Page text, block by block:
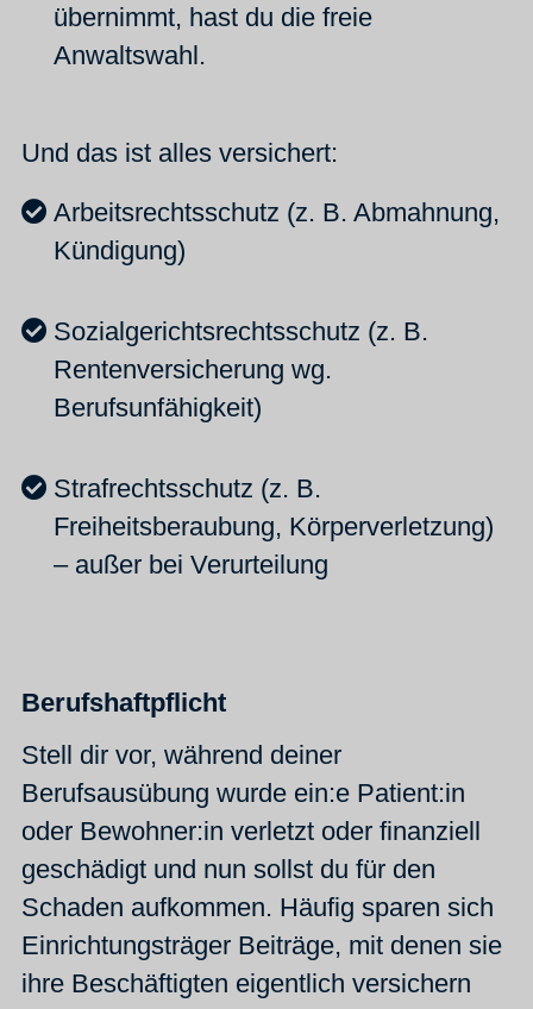
übernimmt, hast du die freie
Anwaltswahl.
Und das ist alles versichert:
Arbeitsrechtsschutz (z. B. Abmahnung,
Kündigung)
Sozialgerichtsrechtsschutz (z. B.
Rentenversicherung wg.
Berufsunfähigkeit)
Strafrechtsschutz (z. B.
Freiheitsberaubung, Körperverletzung)
– außer bei Verurteilung
Berufshaftpflicht
Stell dir vor, während deiner
Berufsausübung wurde ein:e Patient:in
oder Bewohner:in verletzt oder finanziell
geschädigt und nun sollst du für den
Schaden aufkommen. Häufig sparen sich
Einrichtungsträger Beiträge, mit denen sie
ihre Beschäftigten eigentlich versichern